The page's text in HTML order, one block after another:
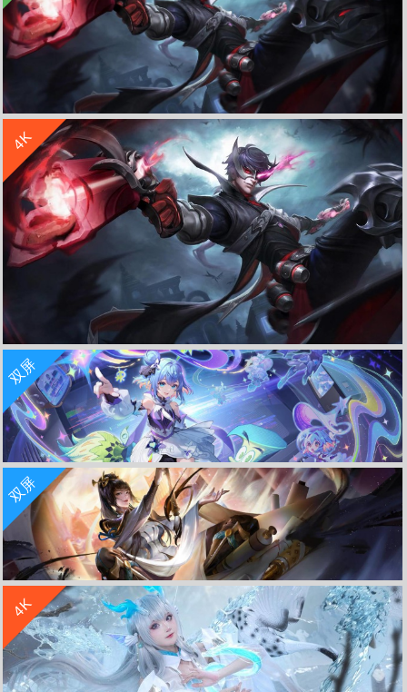
王者荣耀暗影游猎马可波罗3440x1440带鱼屏壁纸
4K
王者荣耀 暗影游猎马可波罗4k壁纸3840x2160
立 即 下 载
收 藏
双屏
王者荣耀 小乔 时之魔女闪光 5120x1440双屏游戏壁纸
收 藏
双屏
王者荣耀惊鸿之笔上官婉儿5120x1440双屏壁纸
立 即 下 载
收 藏
4K
立 即 下 载
收 藏